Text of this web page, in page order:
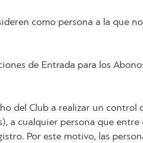
como persona a la que
de Entrada para los
del Club a realizar un
a cualquier persona que
Por este motivo, las